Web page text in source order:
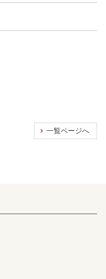
一覧ページへ